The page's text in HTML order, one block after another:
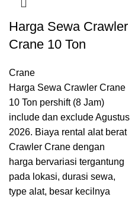
Harga Sewa Crawler
Crane 10 Ton
Crane
Harga Sewa Crawler Crane
10 Ton pershift (8 Jam)
include dan exclude Agustus
2026. Biaya rental alat berat
Crawler Crane dengan
harga bervariasi tergantung
pada lokasi, durasi sewa,
type alat, besar kecilnya